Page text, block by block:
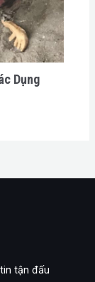
Dụng
tận đấu